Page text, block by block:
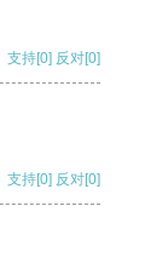
支持[0] 反对[0]
支持[0] 反对[0]